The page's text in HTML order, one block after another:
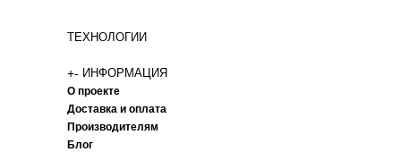
ТЕХНОЛОГИИ
+- ИНФОРМАЦИЯ
О проекте
Доставка и оплата
Производителям
Блог